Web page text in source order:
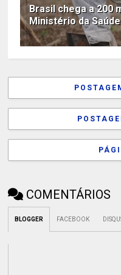
Brasil chega a 200
Ministério da
COMENTÁRIOS
BLOGGER FACEBOOK